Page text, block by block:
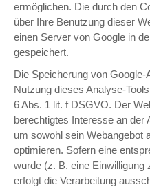
ermöglichen. Die durch den
über Ihre Benutzung dieser
einen Server von Google in
gespeichert.
Die Speicherung von
Nutzung dieses Analyse-
6 Abs. 1 lit. f DSGVO. Der
berechtigtes Interesse an der
um sowohl sein Webangebot
optimieren. Sofern eine
wurde (z. B. eine
erfolgt die Verarbeitung